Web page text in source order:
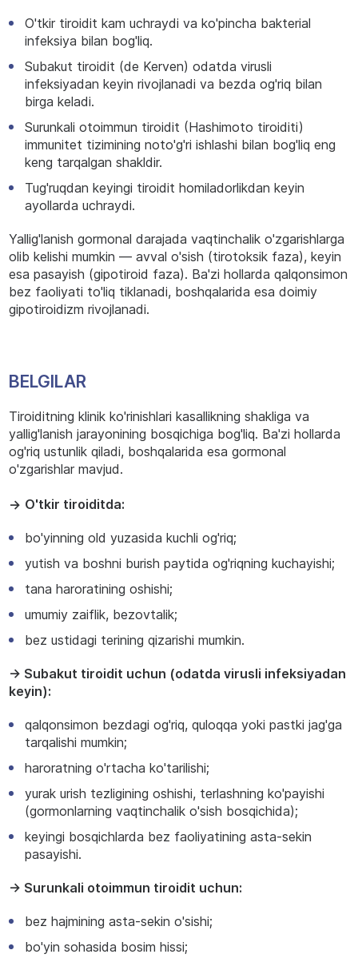
O'tkir tiroidit kam uchraydi va ko'pincha bakterial
infeksiya bilan bog'liq.
Subakut tiroidit (de Kerven) odatda virusli
infeksiyadan keyin rivojlanadi va bezda og'riq bilan
birga keladi.
Surunkali otoimmun tiroidit (Hashimoto tiroiditi)
immunitet tizimining noto'g'ri ishlashi bilan bog'liq eng
keng tarqalgan shakldir.
Tug'ruqdan keyingi tiroidit homiladorlikdan keyin
ayollarda uchraydi.
Yallig'lanish gormonal darajada vaqtinchalik o'zgarishlarga
olib kelishi mumkin — avval o'sish (tirotoksik faza), keyin
esa pasayish (gipotiroid faza). Ba'zi hollarda qalqonsimon
bez faoliyati to'liq tiklanadi, boshqalarida esa doimiy
gipotiroidizm rivojlanadi.
BELGILAR
Tiroiditning klinik ko'rinishlari kasallikning shakliga va
yallig'lanish jarayonining bosqichiga bog'liq. Ba'zi hollarda
og'riq ustunlik qiladi, boshqalarida esa gormonal
o'zgarishlar mavjud.
→ O'tkir tiroiditda:
bo'yinning old yuzasida kuchli og'riq;
yutish va boshni burish paytida og'riqning kuchayishi;
tana haroratining oshishi;
umumiy zaiflik, bezovtalik;
bez ustidagi terining qizarishi mumkin.
→ Subakut tiroidit uchun (odatda virusli infeksiyadan
keyin):
qalqonsimon bezdagi og'riq, quloqqa yoki pastki jag'ga
tarqalishi mumkin;
haroratning o'rtacha ko'tarilishi;
yurak urish tezligining oshishi, terlashning ko'payishi
(gormonlarning vaqtinchalik o'sish bosqichida);
keyingi bosqichlarda bez faoliyatining asta-sekin
pasayishi.
→ Surunkali otoimmun tiroidit uchun:
bez hajmining asta-sekin o'sishi;
bo'yin sohasida bosim hissi;